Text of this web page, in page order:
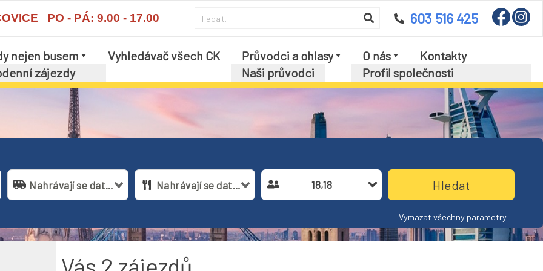
PO - PÁ: 9.00 - 17.00 603 516 425
nejen busem
zájezdy
zájezdy
Luhačovice
Vyhledávač všech CK
Průvodci a ohlasy
Naši průvodci
Ohlasy klientů
O nás
Profil společnosti
Pojištění proti úpadku
Všeobecné smluvní podmínky
Výpis z obchodního rejstříku
GDPR dokumenty
Dokumenty ke stažení
Parkování letiště Praha
Kontakty
Nahrávají se data... Nahrávají se data... 18,18
Vymazat všechny parametry